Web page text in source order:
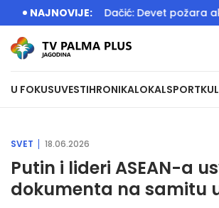
NAJNOVIJE:
sastanaka Dačić: Devet požara
U FOKUSUVESTIHRONIKALOKALSPORT
SVET 18.06.2026
Putin i lideri ASEAN-a
dokumenta na samitu